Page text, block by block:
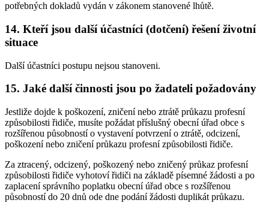
potřebných dokladů vydán v zákonem stanovené lhůtě.
14. Kteří jsou další účastníci (dotčení) řešení životní
situace
Další účastníci postupu nejsou stanoveni.
15. Jaké další činnosti jsou po žadateli požadovány
Jestliže dojde k poškození, zničení nebo ztrátě průkazu profesní
způsobilosti řidiče, musíte požádat příslušný obecní úřad obce s
rozšířenou působností o vystavení potvrzení o ztrátě, odcizení,
poškození nebo zničení průkazu profesní způsobilosti řidiče.
Za ztracený, odcizený, poškozený nebo zničený průkaz profesní
způsobilosti řidiče vyhotoví řidiči na základě písemné žádosti a po
zaplacení správního poplatku obecní úřad obce s rozšířenou
působností do 20 dnů ode dne podání žádosti duplikát průkazu.